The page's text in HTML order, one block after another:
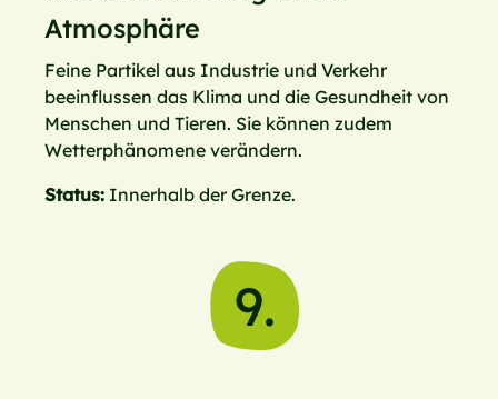
Atmosphäre
Feine Partikel aus Industrie und Verkehr
beeinflussen das Klima und die Gesundheit von
Menschen und Tieren. Sie können zudem
Wetterphänomene verändern.
Status: Innerhalb der Grenze.
9.